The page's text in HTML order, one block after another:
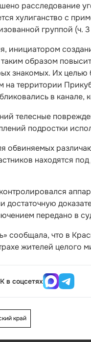
расследование
хулиганство с
группой (ч. 3
инициатором
образом
знакомых. Их
на территории
в канале,
телесные
подростки
обвиняемых
находятся
достаточную
передано в
сообщала, что в
жителей целого
в соцсетях
край